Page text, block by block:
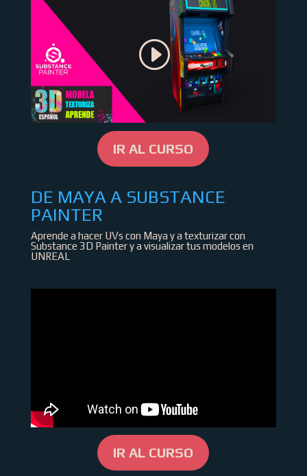
IR AL CURSO
DE MAYA A SUBSTANCE
PAINTER
Aprende a hacer UVs con Maya y a texturizar con
Substance 3D Painter y a visualizar tus modelos en
UNREAL
IR AL CURSO